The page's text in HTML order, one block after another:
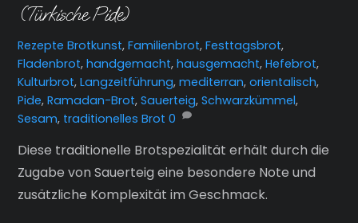
(Türkische Pide)
Rezepte Brotkunst,Familienbrot,Festtagsbrot,
Fladenbrot,handgemacht,hausgemacht,Hefebrot,
Kulturbrot,Langzeitführung,mediterran,orientalisch,
Pide,Ramadan-Brot,Sauerteig,Schwarzkümmel,
Sesam, traditionelles Brot 0
Diese traditionelle Brotspezialität erhält durch die
Zugabe von Sauerteig eine besondere Note und
zusätzliche Komplexität im Geschmack.